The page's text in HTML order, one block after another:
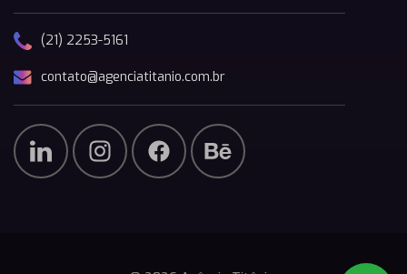
(21) 2253-5161
contato@agenciatitanio.com.br